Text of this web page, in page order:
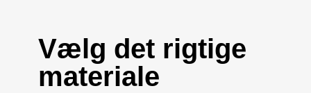
Vælg det rigtige
materiale